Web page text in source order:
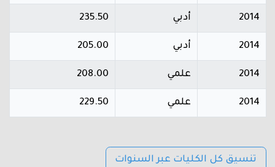
2014 أدبي 235.50
2014 أدبي 205.00
2014 علمي 208.00
2014 علمي 229.50
تنسيق كل الكليات عبر السنوات